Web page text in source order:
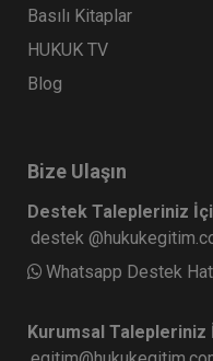
Basılı Kitaplar
HUKUK TV
Blog
Bize Ulaşın
Destek Talepleriniz
destek
Whatsapp Destek
Kurumsal Talepleriniz